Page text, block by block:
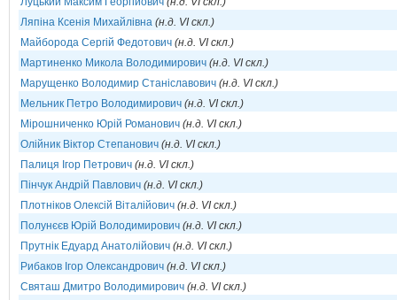
Ляпіна Ксенія Михайлівна (н.д. VI скл.)
Майборода Сергій Федотович (н.д. VI скл.)
Мартиненко Микола Володимирович (н.д. VI скл.)
Марущенко Володимир Станіславович (н.д. VI скл.)
Мельник Петро Володимирович (н.д. VI скл.)
Мірошниченко Юрій Романович (н.д. VI скл.)
Олійник Віктор Степанович (н.д. VI скл.)
Палиця Ігор Петрович (н.д. VI скл.)
Пінчук Андрій Павлович (н.д. VI скл.)
Плотніков Олексій Віталійович (н.д. VI скл.)
Полунєєв Юрій Володимирович (н.д. VI скл.)
Прутнік Едуард Анатолійович (н.д. VI скл.)
Рибаков Ігор Олександрович (н.д. VI скл.)
Святаш Дмитро Володимирович (н.д. VI скл.)